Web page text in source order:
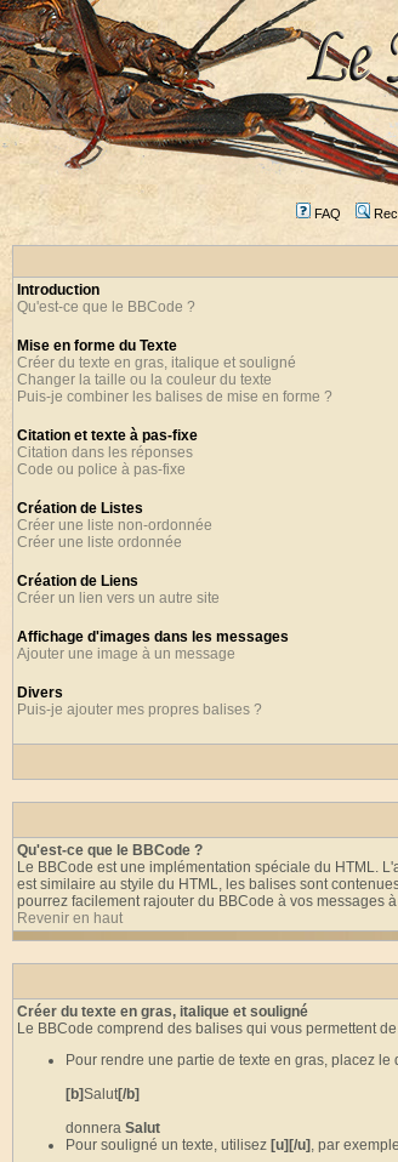
FAQ
Introduction
Qu'est-ce que le BBCode ?
Mise en forme du Texte
Créer du texte en gras, italique et souligné
Changer la taille ou la couleur du texte
Puis-je combiner les balises de mise en forme ?
Citation et texte à pas-fixe
Citation dans les réponses
Code ou police à pas-fixe
Création de Listes
Créer une liste non-ordonnée
Créer une liste ordonnée
Création de Liens
Créer un lien vers un autre site
Affichage d'images dans les messages
Ajouter une image à un message
Divers
Puis-je ajouter mes propres balises ?
Qu'est-ce que le BBCode ?
Le BBCode est une implémentation spéciale du HTML.
est similaire au styile du HTML, les balises sont
pourrez facilement rajouter du BBCode à vos messages
Revenir en haut
Créer du texte en gras, italique et souligné
Le BBCode comprend des balises qui vous permettent
Pour rendre une partie de texte en gras, placez le
[b]Salut[/b]
donnera Salut
Pour souligné un texte, utilisez [u][/u] , par